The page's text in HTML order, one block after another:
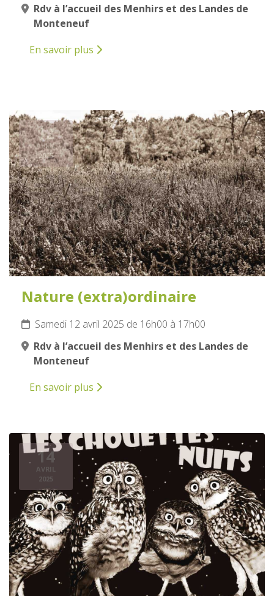
Rdv à l’accueil des Menhirs et des Landes de
Monteneuf
En savoir plus
12
AVRIL
2025
Nature (extra)ordinaire
Samedi 12 avril 2025 de 16h00 à 17h00
Rdv à l’accueil des Menhirs et des Landes de
Monteneuf
En savoir plus
14
AVRIL
2025